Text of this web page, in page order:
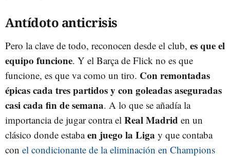
Antídoto anticrisis
Pero la clave de todo, reconocen desde el club, es que el
equipo funcione. Y el Barça de Flick no es que
funcione, es que va como un tiro. Con remontadas
épicas cada tres partidos y con goleadas aseguradas
casi cada fin de semana. A lo que se añadía la
importancia de jugar contra el Real Madrid en un
clásico donde estabaen juego la Liga y que contaba
con el condicionante de la eliminación en Champions